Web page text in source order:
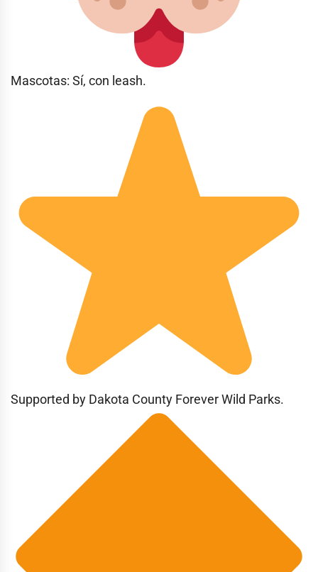
Mascotas: Sí, con leash.
Supported by Dakota County Forever Wild Parks.